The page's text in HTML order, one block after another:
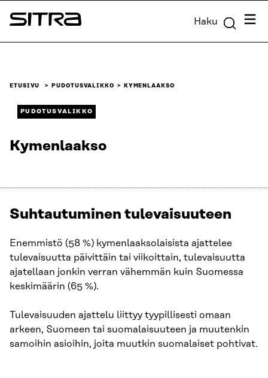
Siirry
suoraan
Sitra Haku
ETUSIVU PUDOTUSVALIKKO KYMENLAAKSO
PUDOTUSVALIKKO
Kymenlaakso
Suhtautuminen tulevaisuuteen​
Enemmistö (58 %) kymenlaaksolaisista ajattelee
tulevaisuutta päivittäin tai viikoittain, tulevaisuutta
ajatellaan jonkin verran vähemmän kuin Suomessa
keskimäärin (65 %).
Tulevaisuuden ajattelu liittyy tyypillisesti omaan
arkeen, Suomeen tai suomalaisuuteen ja muutenkin
samoihin asioihin, joita muutkin suomalaiset pohtivat.